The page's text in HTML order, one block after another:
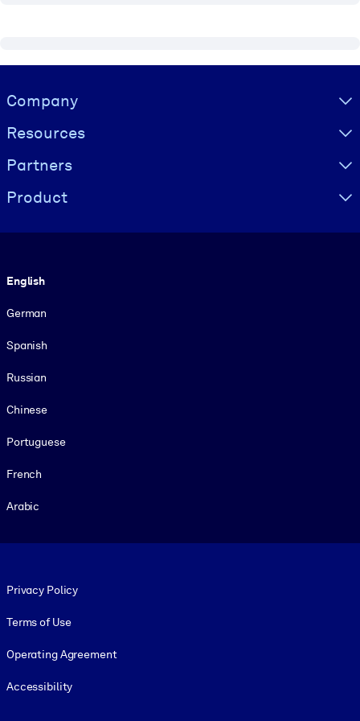
Visually hidden Text
Company
Resources
Partners
Product
English
German
Spanish
Russian
Chinese
Portuguese
French
Arabic
Privacy Policy
Terms of Use
Operating Agreement
Accessibility